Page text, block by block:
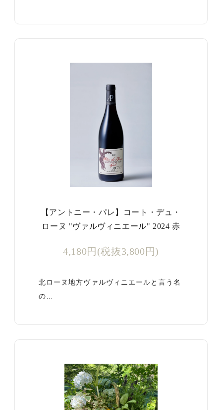
【アントニー・パレ】コート・デュ・
ローヌ "ヴァルヴィニエール" 2024 赤
4,180円(税抜3,800円)
北ローヌ地方ヴァルヴィニエールと言う名
の…